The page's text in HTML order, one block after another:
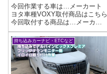
今回作業する車は…メーカート
ヨタ車種VOXY取付商品はこちら
今回取付する商品は…メーカー:
アルパイン商品:BIG Xプレミア
ム状態:新品その他:フリップダウ
ンモニター、ナビ連動ETC、バ
ックカメラ作業写真さすがのア
ルパイン(^_-)-☆バ...
持ち込みカーナビ・ETCなど